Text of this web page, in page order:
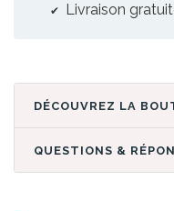
Livraison
QUESTIONS &